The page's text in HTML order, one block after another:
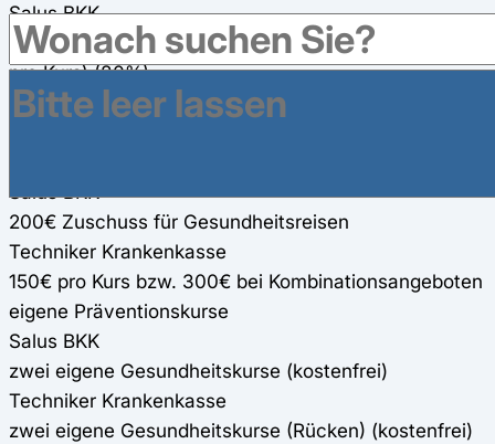
Salus BKK
200€ Zuschuss für zwei Online-Fitness-Kurse (100€
pro Kurs) (80%)
Techniker Krankenkasse
Salus BKK
200€ Zuschuss für Gesundheitsreisen
Techniker Krankenkasse
150€ pro Kurs bzw. 300€ bei Kombinationsangeboten
eigene Präventionskurse
Salus BKK
zwei eigene Gesundheitskurse (kostenfrei)
Techniker Krankenkasse
zwei eigene Gesundheitskurse (Rücken) (kostenfrei)